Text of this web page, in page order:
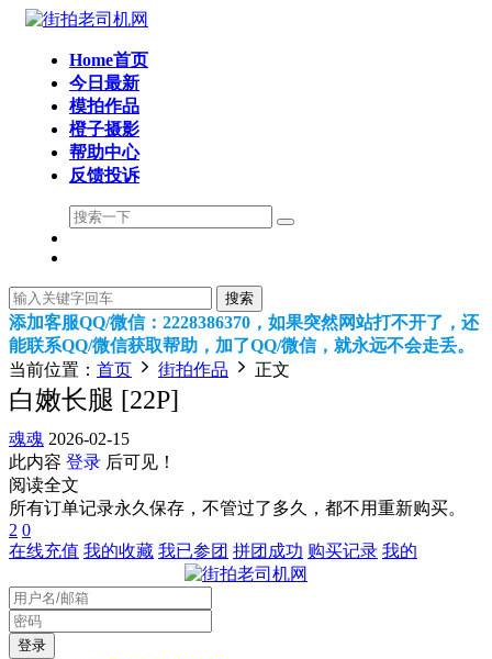
Home首页
今日最新
模拍作品
橙子摄影
帮助中心
反馈投诉
搜索
添加客服QQ/微信：2228386370，如果突然网站打不开了，还
能联系QQ/微信获取帮助，加了QQ/微信，就永远不会走丢。
当前位置： 首页 街拍作品 正文
白嫩长腿 [22P]
魂魂 2026-02-15
此内容 登录 后可见！
阅读全文
所有订单记录永久保存，不管过了多久，都不用重新购买。
2 0
在线充值 我的收藏 我已参团 拼团成功 购买记录 我的